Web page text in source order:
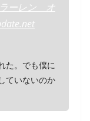
ラーレン オ
た。でも僕に
ていないのか